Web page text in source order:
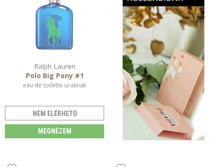
Ralph Lauren
Polo Big Pony #1
eau de toilette uraknak
NEM ELÉRHETŐ
MEGNÉZEM